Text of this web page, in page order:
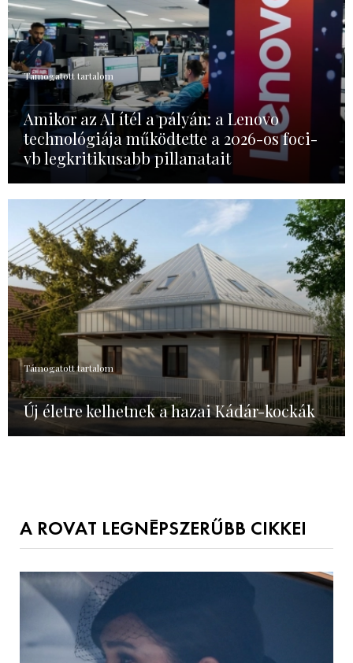
Támogatott tartalom
Amikor az AI ítél a pályán: a Lenovo
technológiája működtette a 2026-os foci-
vb legkritikusabb pillanatait
Támogatott tartalom
Új életre kelhetnek a hazai Kádár-kockák
A ROVAT LEGNÉPSZERŰBB CIKKEI